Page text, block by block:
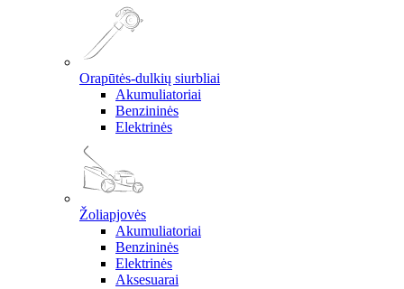
Orapūtės-dulkių siurbliai
Akumuliatoriai
Benzininės
Elektrinės
Žoliapjovės
Akumuliatoriai
Benzininės
Elektrinės
Aksesuarai